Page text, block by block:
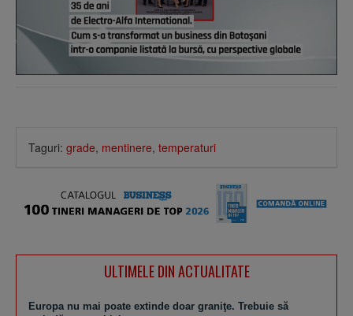
Taguri: grade, mentinere, temperaturi
ULTIMELE DIN ACTUALITATE
Europa nu mai poate extinde doar graniţe. Trebuie să